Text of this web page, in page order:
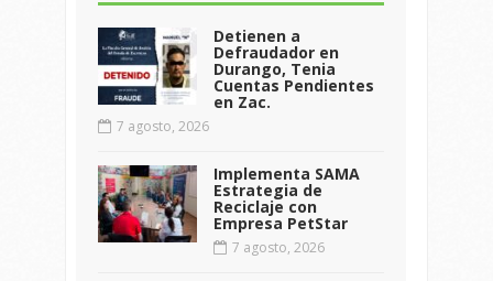
Detienen a
Defraudador en
Durango, Tenia
Cuentas Pendientes
en Zac.
7 agosto, 2026
Implementa SAMA
Estrategia de
Reciclaje con
Empresa PetStar
7 agosto, 2026